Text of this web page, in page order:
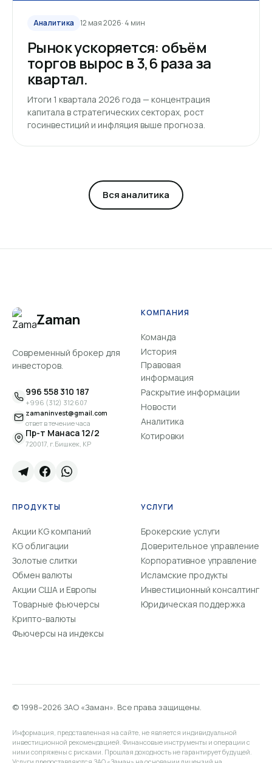
Аналитика 12 мая 2026· 4 мин
Рынок ускоряется: объём
торгов вырос в 3,6 раза за
квартал.
Итоги 1 квартала 2026 года — концентрация
капитала в стратегических секторах, рост
госинвестиций и инфляция выше прогноза.
Вся аналитика
Zaman
Современный брокер для
инвесторов.
996 558 310 187
+996 (312) 312 607
zamaninvest@gmail.com
ответ в течение часа
Пр-т Манаса 12/2
720017, г.Бишкек, КР
ПРОДУКТЫ
Акции KG компаний
KG облигации
Золотые слитки
Обмен валюты
Акции США и Европы
Товарные фьючерсы
Крипто-валюты
Фьючерсы на индексы
УСЛУГИ
Брокерские услуги
Доверительное управление
Корпоративное управление
Исламские продукты
Инвестиционный консалтинг
Юридическая поддержка
КОМПАНИЯ
Команда
История
Правовая
информация
Раскрытие информации
Новости
Аналитика
Котировки
© 1998–2026 ЗАО «Заман». Все права защищены.
Информация, представленная на сайте, не является индивидуальной
инвестиционной рекомендацией. Финансовые инструменты и операции с
ними сопряжены с рисками. Прошлая доходность не гарантирует будущей.